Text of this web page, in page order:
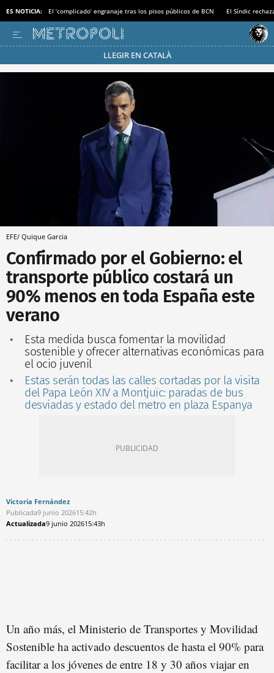
ES NOTICIA: El ‘complicado’ engranaje tras los pisos públicos de BCN El Síndic
LLEGIR EN CATALÀ
Pásate al MODO AHORRO
EFE/ Quique Garcia
Confirmado por el Gobierno: el
transporte público costará un
90% menos en toda España este
verano
Esta medida busca fomentar la movilidad
sostenible y ofrecer alternativas económicas para
el ocio juvenil
Estas serán todas las calles cortadas por la visita
del Papa León XIV a Montjuïc: paradas de bus
desviadas y estado del metro en plaza Espanya
Victoria Fernández
Publicada9 junio 202615:42h
Actualizada9 junio 202615:43h
Un año más, el Ministerio de Transportes y Movilidad
Sostenible ha activado descuentos de hasta el 90% para
facilitar a los jóvenes de entre 18 y 30 años viajar en